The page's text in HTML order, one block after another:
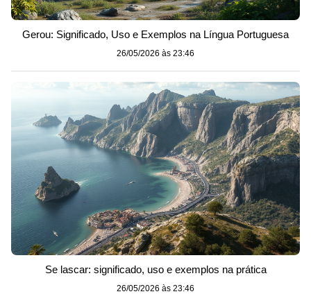
Gerou: Significado, Uso e Exemplos na Língua Portuguesa
26/05/2026 às 23:46
Se lascar: significado, uso e exemplos na prática
26/05/2026 às 23:46